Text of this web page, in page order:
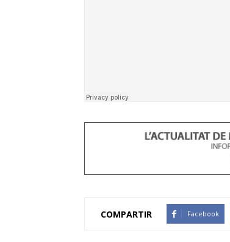
COMPARTIR Facebook